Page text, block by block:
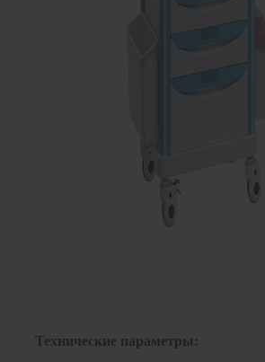
Технические параметры: